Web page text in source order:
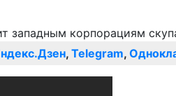
, Telegram,